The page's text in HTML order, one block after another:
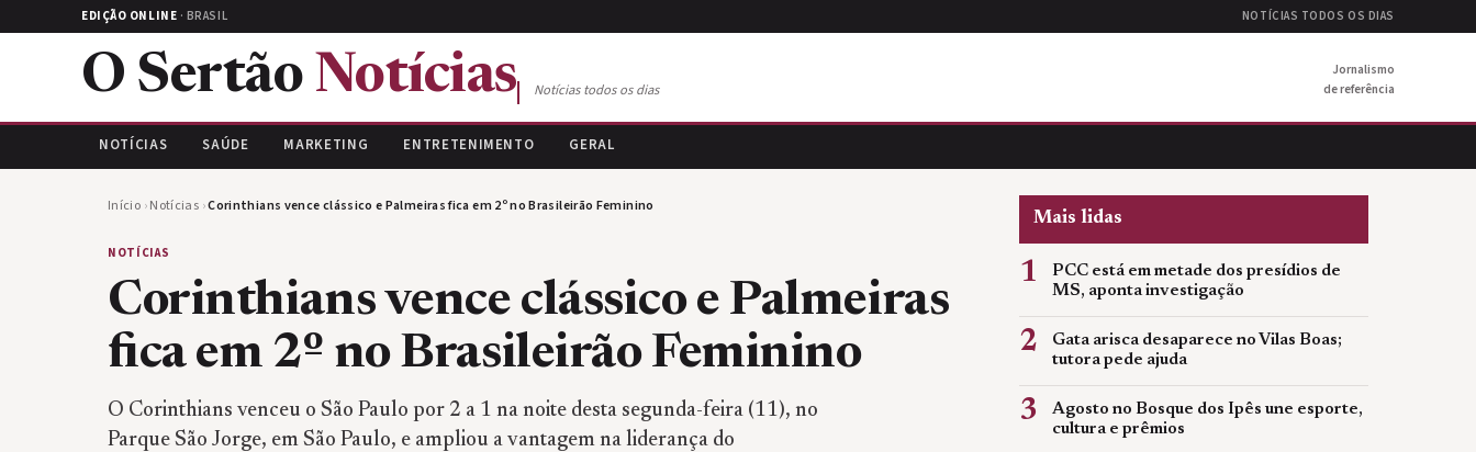
EDIÇÃO ONLINE · BRASIL NOTÍCIAS TODOS OS DIAS
O Sertão Notícias Notícias todos os dias
Jornalismo
de referência
NOTÍCIAS SAÚDE MARKETING ENTRETENIMENTO GERAL
Início ›Notícias ›Corinthians vence clássico e Palmeiras fica em 2º no Brasileirão Feminino
NOTÍCIAS
Corinthians vence clássico e Palmeiras
fica em 2º no Brasileirão Feminino
O Corinthians venceu o São Paulo por 2 a 1 na noite desta segunda-feira (11), no
Parque São Jorge, em São Paulo, e ampliou a vantagem na liderança do
Mais lidas
1
PCC está em metade dos presídios de
MS, aponta investigação
2
Gata arisca desaparece no Vilas Boas;
tutora pede ajuda
3
Agosto no Bosque dos Ipês une esporte,
cultura e prêmios